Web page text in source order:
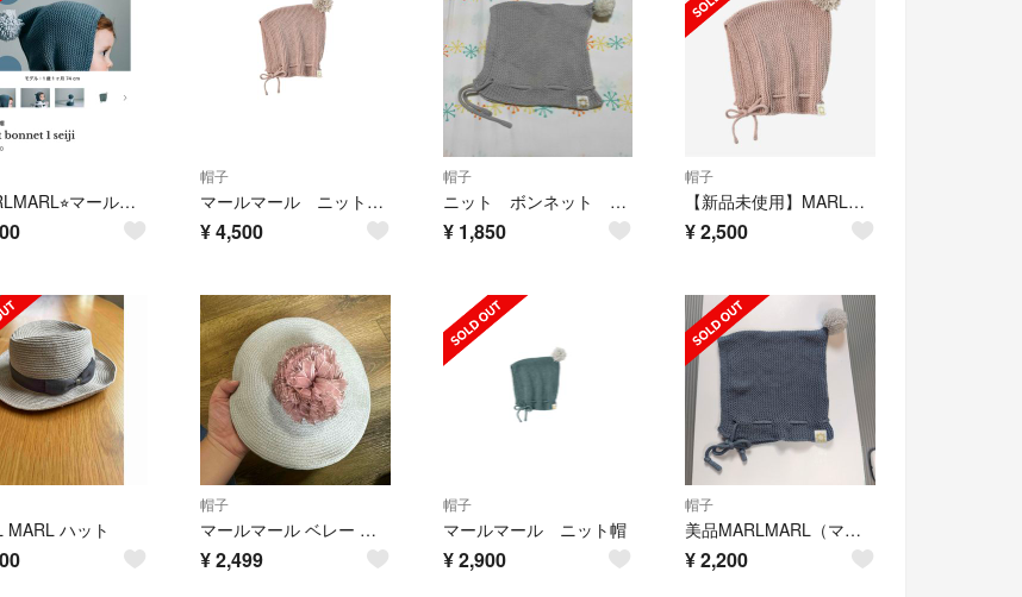
⭐︎MARLMARL⭐︎マールマール⭐︎ニット帽⭐︎帽子⭐︎
帽子
マールマール ニットボンネット
¥4,500
帽子
ニット ボンネット マールマール
¥ 1,850
帽子
【新品未使用】MARLMARL マールマール ニット帽ぼうし
¥2,500
MARL ハット
帽子
マールマール ベレー 帽子 beret MARLMARL 50cm 中古品
¥2,499
帽子
マールマール ニット帽
¥2,900
帽子
美品MARLMARL（マールマール）ニットボンネ（ベビー用ニット帽）
¥2,200